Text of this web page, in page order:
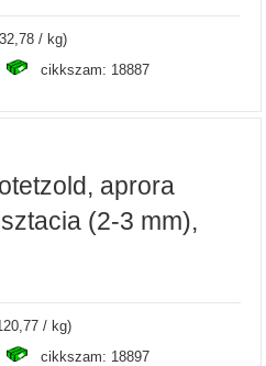
/ kg)
cikkszam: 18887
aprora
(2-3 mm),
/ kg)
cikkszam: 18897